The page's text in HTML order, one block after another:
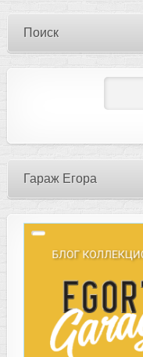
Поиск
Гараж Егора